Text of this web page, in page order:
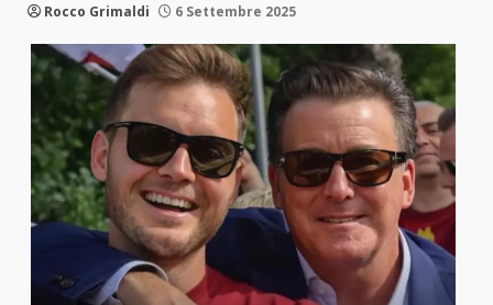
Rocco Grimaldi 6 Settembre 2025